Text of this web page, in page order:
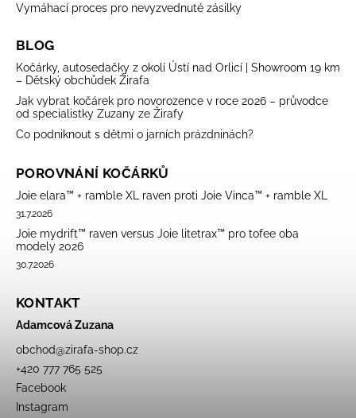
Vymáhací proces pro nevyzvednuté zásilky
BLOG
Kočárky, autosedačky z okolí Ústí nad Orlicí | Showroom 19 km
– Dětský obchůdek Žirafa
Jak vybrat kočárek pro novorozence v roce 2026 – průvodce
od specialistky Zuzany ze Žirafy
Co podniknout s dětmi o jarních prázdninách?
POROVNÁNÍ KOČÁRKŮ
Joie elara™ + ramble XL raven proti Joie Vinca™ + ramble XL
31.7.2026
Joie mydrift™ raven versus Joie litetrax™ pro tofee oba
modely 2026
30.7.2026
KONTAKT
Adamcová Zuzana
obchod@zirafa-shop.cz
+420 777 765 525
Facebook
Instagram